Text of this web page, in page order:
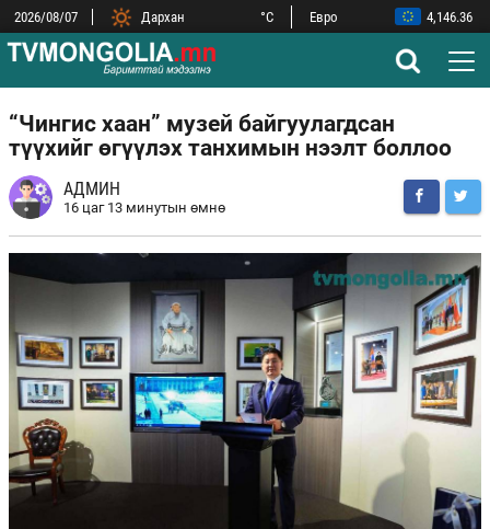
2026/08/07 Дархан
°C
Замын-Үүд
Сүхбаатар
Улаанбаатар
°C
Евро
4,146.36
ОХУ-ын рубль
44.52
БНХАУ-ын юань
532.56
2.52
АНУ-ын доллар
3,593.50
“Чингис хаан” музей байгуулагдсан
түүхийг өгүүлэх танхимын нээлт боллоо
АДМИН
16 цаг 13 минутын өмнө